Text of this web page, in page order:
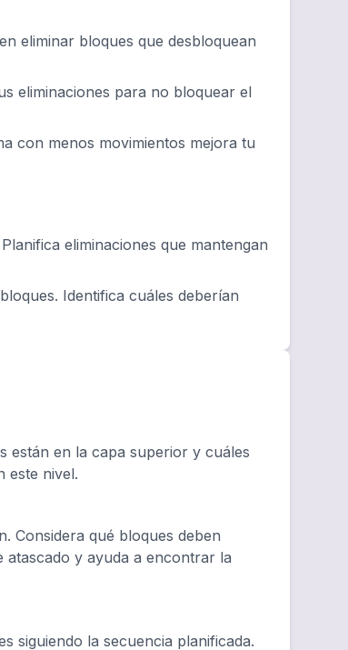
eliminar bloques que desbloquean
eliminaciones para no bloquear el
con menos movimientos mejora tu
eliminaciones que mantengan
Identifica cuáles deberían
están en la capa superior y cuáles
este nivel.
Considera qué bloques deben
atascado y ayuda a encontrar la
siguiendo la secuencia planificada.